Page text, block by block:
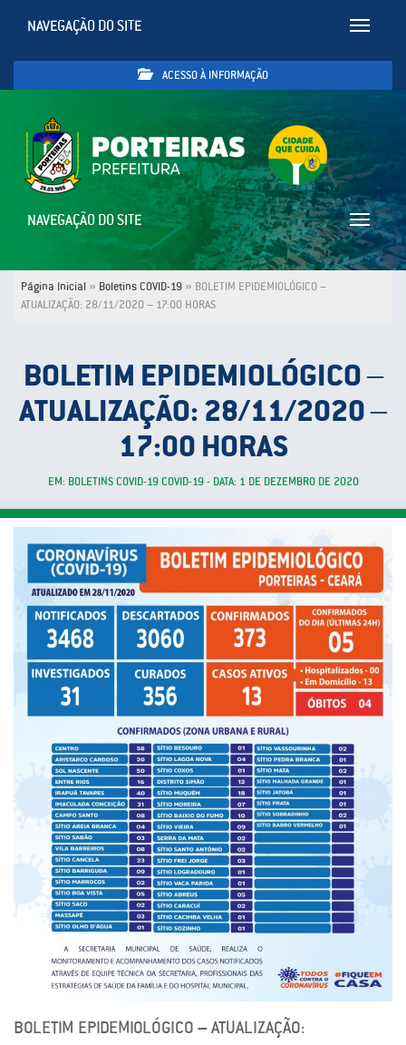
Toggle
NAVEGAÇÃO DO SITE
ACESSO À INFORMAÇÃO
Toggle
NAVEGAÇÃO DO SITE
Página Inicial » Boletins COVID-19 » BOLETIM EPIDEMIOLÓGICO –
ATUALIZAÇÃO: 28/11/2020 – 17:00 HORAS
BOLETIM EPIDEMIOLÓGICO –
ATUALIZAÇÃO: 28/11/2020 –
17:00 HORAS
EM: BOLETINS COVID-19 COVID-19 - DATA: 1 DE DEZEMBRO DE 2020
BOLETIM EPIDEMIOLÓGICO – ATUALIZAÇÃO: